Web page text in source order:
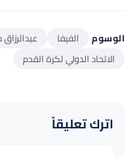
الوسوم الفيفا
الاتحاد الدولي لكرة القدم
اترك تعليقاً